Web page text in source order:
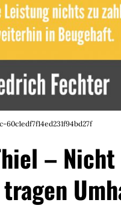
60c1edf7f14ed231f94bd27f
–